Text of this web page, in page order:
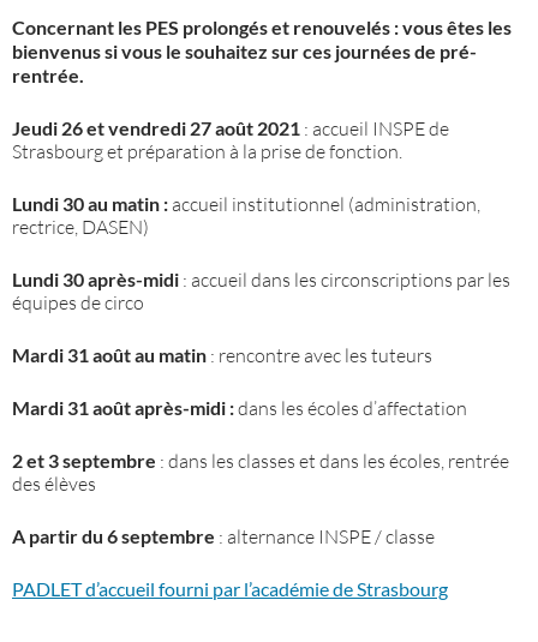
Concernant les PES prolongés et renouvelés : vous êtes les
bienvenus si vous le souhaitez sur ces journées de pré-
rentrée.
Jeudi 26 et vendredi 27 août 2021 : accueil INSPE de
Strasbourg et préparation à la prise de fonction.
Lundi 30 au matin : accueil institutionnel (administration,
rectrice, DASEN)
Lundi 30 après-midi : accueil dans les circonscriptions par les
équipes de circo
Mardi 31 aoûtau matin : rencontre avec les tuteurs
Mardi 31 aoûtaprès-midi :dans les écoles d’affectation
2 et 3 septembre : dans les classes et dans les écoles, rentrée
des élèves
A partir du 6 septembre : alternance INSPE / classe
PADLET d’accueil fourni par l’académie de Strasbourg